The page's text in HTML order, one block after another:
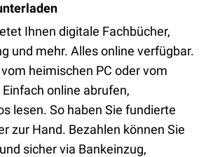
Ihnen digitale Fachbücher,
und mehr. Alles online verfügbar.
heimischen PC oder vom
online abrufen,
lesen. So haben Sie fundierte
zur Hand. Bezahlen können Sie
sicher via Bankeinzug,